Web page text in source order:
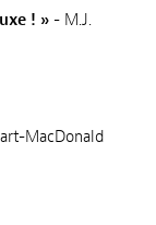
! » - M.J.
MacDonald